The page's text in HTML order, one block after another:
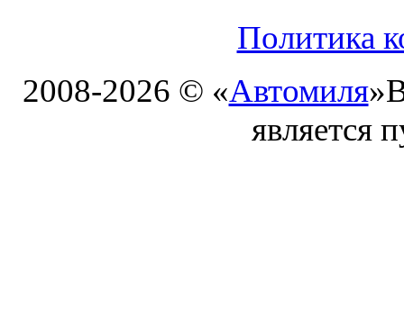
Политика
2008-2026 © «Автомиля»
является